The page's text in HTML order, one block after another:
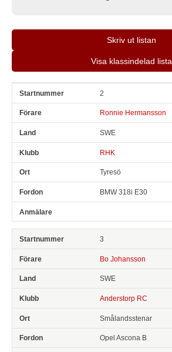
Skriv ut listan
Visa klassindelad lista
Snr Förare 2
Ronnie Hermansson
SWE
RHK
Tyresö
BMW 318i E30
3
Bo Johansson
SWE
Anderstorp RC
Smålandsstenar
Opel Ascona B